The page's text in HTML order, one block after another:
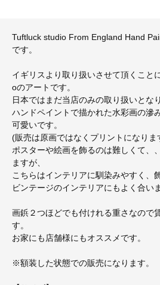
Tuftluck studio From England Hand
です。
イギリスより取り扱いさせて頂くこと
oのアートです。
日本ではまだ当店のみの取り扱いとな
ハンドペイントで描かれた水彩画の滲
可愛いです。
(販売は原画ではなくプリントになりま
ポスターや絵画を飾るのは難しくて、
ますが、
こちらはインテリアに馴染みやすく、
ビンテージのインテリアにもよく合いま
画鋲２つほどでも付けれる重さなので
す。
お家にも店舗様にもオススメです。
※額装した状態での販売になります。